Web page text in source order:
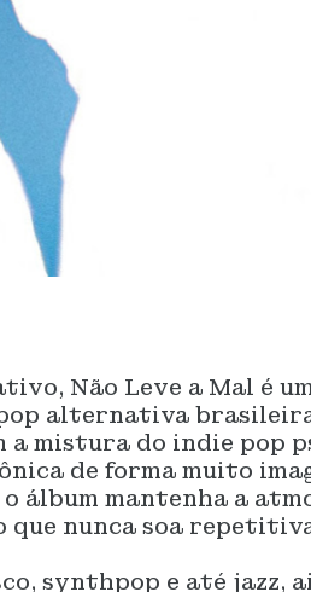
Não Leve a Mal é
alternativa
a mistura do indie pop
de forma muito
álbum mantenha a
que nunca soa
synthpop e até jazz,